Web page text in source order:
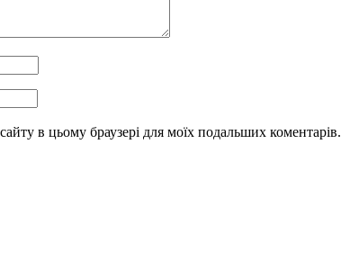
в цьому браузері для моїх подальших коментарів.